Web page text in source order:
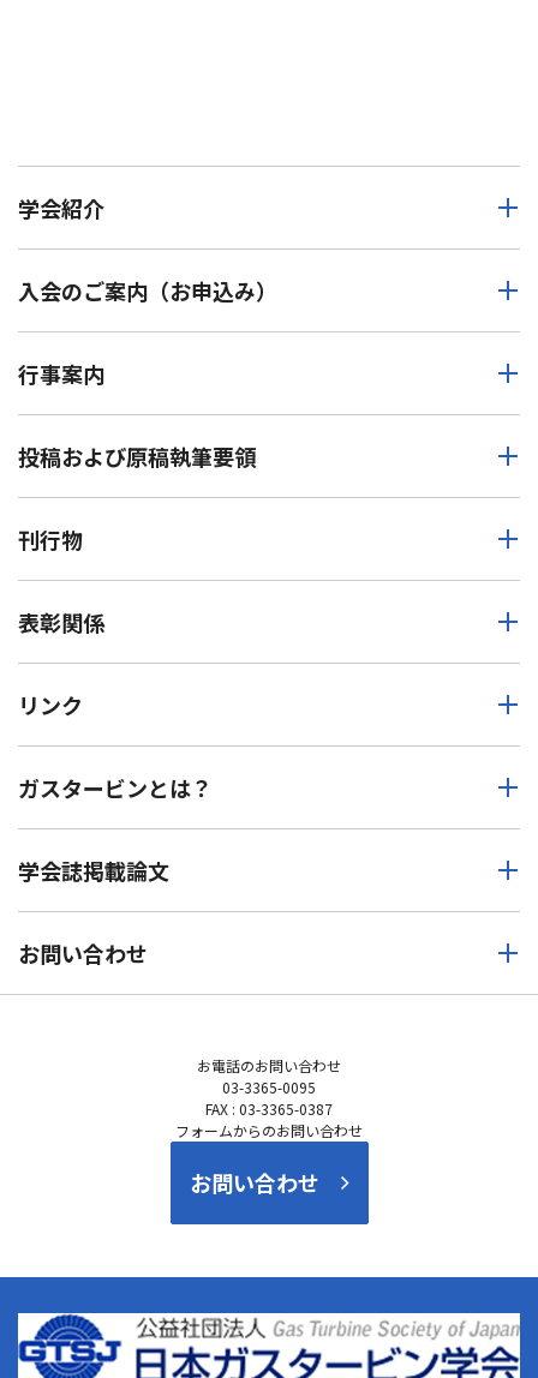
お電話のお問い合わせ
03-3365-0095
FAX : 03-3365-0387
フォームからのお問い合わせ
お問い合わせ
学会紹介
入会のご案内（お申込み）
行事案内
投稿および原稿執筆要領
刊行物
表彰関係
リンク
ガスタービンとは？
学会誌掲載論文
お問い合わせ